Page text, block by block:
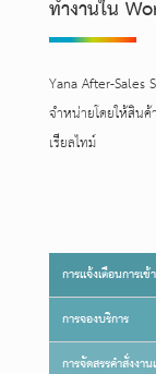
ทำงานใน
Yana After-Sales
จำหน่ายโดยให้สิน
เรียลไทม์
การแจ้งเตือนการเ
การจองบริการ
การจัดสรรคำสั่งงา